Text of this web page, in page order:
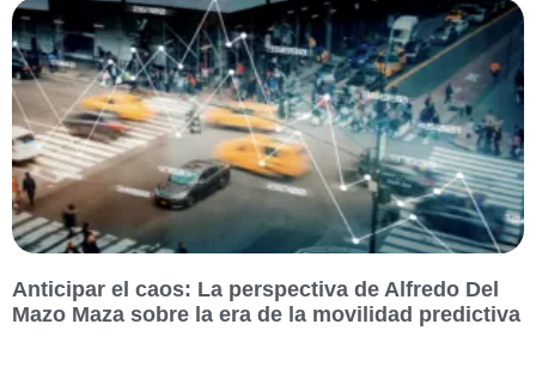
Anticipar el caos: La perspectiva de Alfredo Del
Mazo Maza sobre la era de la movilidad predictiva